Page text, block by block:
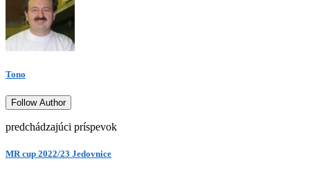
Tono
Follow Author
predchádzajúci príspevok
MR cup 2022/23 Jedovnice